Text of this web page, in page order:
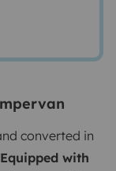
converted in
Equipped with